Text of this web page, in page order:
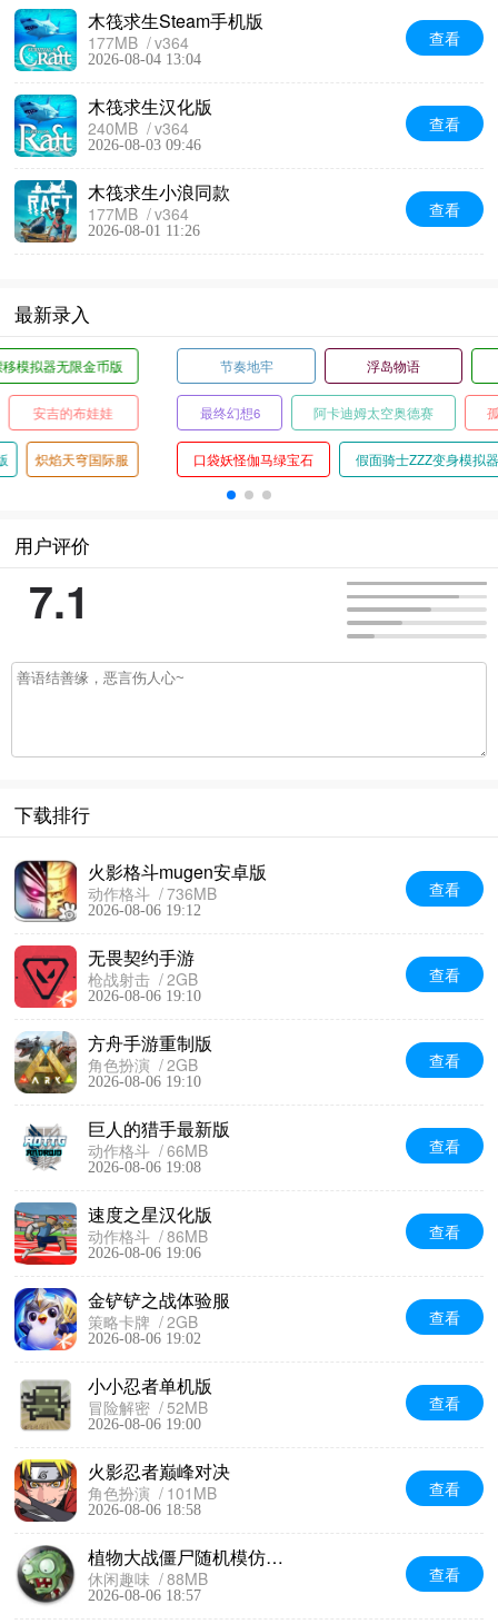
木筏求生Steam手机版
177MB v364
2026-08-04 13:04
查看
木筏求生汉化版
240MB v364
2026-08-03 09:46
查看
木筏求生小浪同款
177MB v364
2026-08-01 11:26
查看
最新录入
太极熊猫3猎龙 基沃托斯大轮盘 俄罗斯漂移模拟器无限金币版
传说之下白菜遭遇战 球球大作战官服 安吉的布娃娃
植物大战僵尸黑西游版 火焰纹章圣魔之光石中文版 炽焰天穹国际服
用户评价
7.1
下载排行
火影格斗mugen安卓版
动作格斗 736MB
2026-08-06 19:12
查看
无畏契约手游
枪战射击 2GB
2026-08-06 19:10
查看
方舟手游重制版
角色扮演 2GB
2026-08-06 19:10
查看
巨人的猎手最新版
动作格斗 66MB
2026-08-06 19:08
查看
速度之星汉化版
动作格斗 86MB
2026-08-06 19:06
查看
金铲铲之战体验服
策略卡牌 2GB
2026-08-06 19:02
查看
小小忍者单机版
冒险解密 52MB
2026-08-06 19:00
查看
火影忍者巅峰对决
角色扮演 101MB
2026-08-06 18:58
查看
植物大战僵尸随机模仿者版
休闲趣味 88MB
2026-08-06 18:57
查看